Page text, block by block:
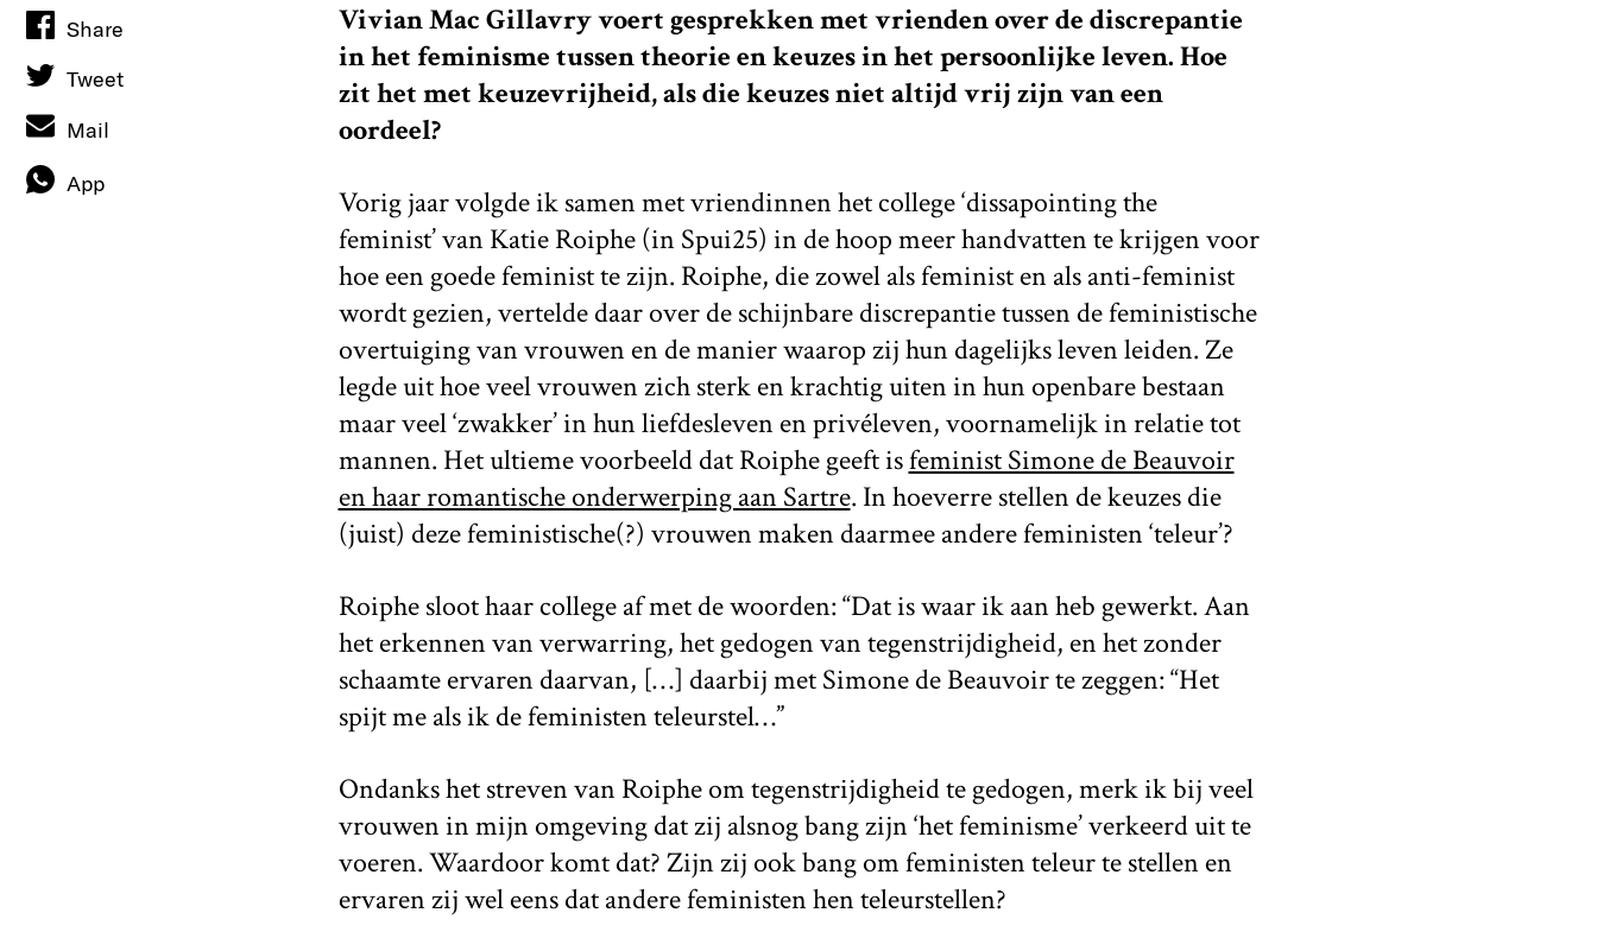
Vivian Mac Gillavry voert gesprekken met vrienden over de discrepantie
in het feminisme tussen theorie en keuzes in het persoonlijke leven. Hoe
zit het met keuzevrijheid, als die keuzes niet altijd vrij zijn van een
oordeel?
Vorig jaar volgde ik samen met vriendinnen het college ‘dissapointing the
feminist’ van Katie Roiphe (in Spui25) in de hoop meer handvatten te krijgen voor
hoe een goede feminist te zijn. Roiphe, die zowel als feminist en als anti-feminist
wordt gezien, vertelde daar over de schijnbare discrepantie tussen de feministische
overtuiging van vrouwen en de manier waarop zij hun dagelijks leven leiden. Ze
legde uit hoe veel vrouwen zich sterk en krachtig uiten in hun openbare bestaan
maar veel ‘zwakker’ in hun liefdesleven en privéleven, voornamelijk in relatie tot
mannen. Het ultieme voorbeeld dat Roiphe geeft isfeminist Simone de Beauvoir
en haar romantische onderwerping aan Sartre. In hoeverre stellen de keuzes die
(juist) deze feministische(?) vrouwen maken daarmee andere feministen ‘teleur’?
Roiphe sloot haar college af met de woorden: “Dat is waar ik aan heb gewerkt. Aan
het erkennen van verwarring, het gedogen van tegenstrijdigheid, en het zonder
schaamte ervaren daarvan, […] daarbij met Simone de Beauvoir te zeggen: “Het
spijt me als ik de feministen teleurstel…”
Ondanks het streven van Roiphe om tegenstrijdigheid te gedogen, merk ik bij veel
vrouwen in mijn omgeving dat zij alsnog bang zijn ‘het feminisme’ verkeerd uit te
voeren. Waardoor komt dat? Zijn zij ook bang om feministen teleur te stellen en
ervaren zij wel eens dat andere feministen hen teleurstellen?
Share
Tweet
Mail
App